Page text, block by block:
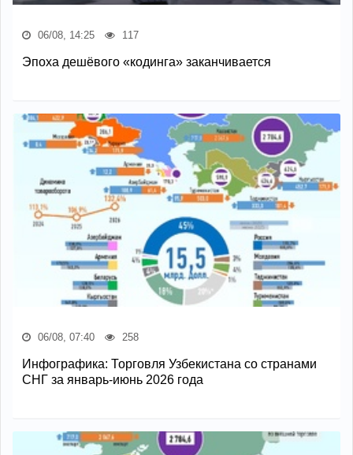
06/08, 14:25 117
Эпоха дешёвого «кодинга» заканчивается
06/08, 07:40 258
Инфографика: Торговля Узбекистана со странами
СНГ за январь-июнь 2026 года